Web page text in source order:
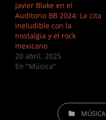
Javier Blake en el
Auditorio BB 2024: La cita
ineludible con la
nostalgia y el rock
mexicano
20 abril, 2025
En "Música"
CATEGORIESMÚSICA